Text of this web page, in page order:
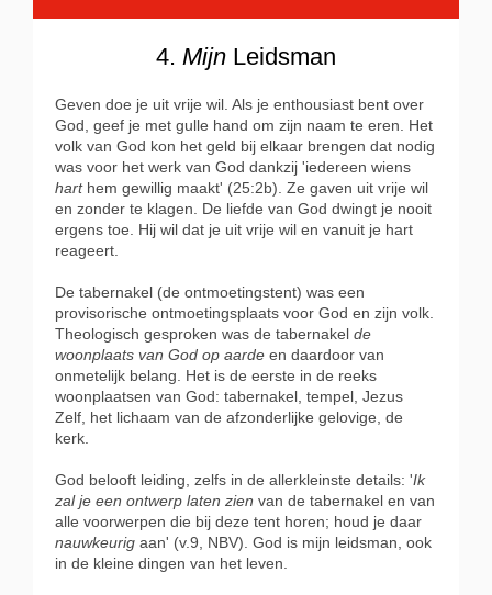
4. Mijn Leidsman
Geven doe je uit vrije wil. Als je enthousiast bent over
God, geef je met gulle hand om zijn naam te eren. Het
volk van God kon het geld bij elkaar brengen dat nodig
was voor het werk van God dankzij 'iedereen wiens
harthem gewillig maakt' (25:2b). Ze gaven uit vrije wil
en zonder te klagen. De liefde van God dwingt je nooit
ergens toe. Hij wil dat je uit vrije wil en vanuit je hart
reageert.
De tabernakel (de ontmoetingstent) was een
provisorische ontmoetingsplaats voor God en zijn volk.
Theologisch gesproken was de tabernakel de
woonplaats van God op aarde en daardoor van
onmetelijk belang. Het is de eerste in de reeks
woonplaatsen van God: tabernakel, tempel, Jezus
Zelf, het lichaam van de afzonderlijke gelovige, de
kerk.
God belooft leiding, zelfs in de allerkleinste details: 'Ik
zal je een ontwerp laten zien van de tabernakel en van
alle voorwerpen die bij deze tent horen; houd je daar
nauwkeurig aan' (v.9, NBV). God is mijn leidsman, ook
in de kleine dingen van het leven.